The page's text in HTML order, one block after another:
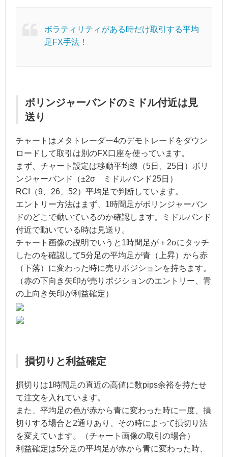
ボラティリティがある時だけ取引する平均
足FX手法！
ボリンジャーバンドのミドル付近は見
送り
チャートはメタトレーダー4のデモトレードをダウン
ロードして取引は別のFX口座を使っています。
まず、チャート設定は移動平均線（5日、25日）ボリ
ンジャーバンド（±2σ ミドルバンド25日）
RCI（9、26、52）平均足で判断しています。
エントリー方法はまず、1時間足がボリンジャーバン
ドのどこで動いているのか確認します。ミドルバンド
付近で動いている時は見送り。
チャート画像の説明でいうと1時間足が＋2σにタッチ
したのを確認して5分足の平均足が青（上昇）から赤
（下落）に変わった時に売りポジションを持ちます。
（赤の下向き矢印が売りポジションのエントリー、青
の上向き矢印が利益確定）
損切りと利益確定
損切りは1時間足の直近の高値に数pips余裕を持たせ
て注文を入れています。
また、平均足の色が赤から青に変わった時に一度、損
切りする場合と2通りあり、その時によって損切り法
を変えています。（チャート画像の取引の場合）
利益確定は5分足の平均足が赤から青に変わった時、